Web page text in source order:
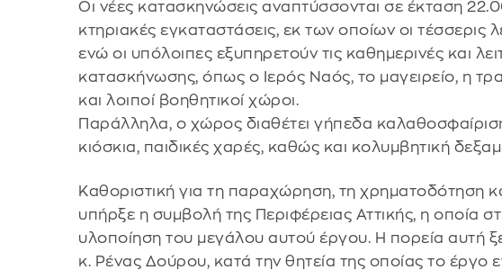
Οι νέες κατασκηνώσεις αναπτύσσονται σε έκταση
κτηριακές εγκαταστάσεις, εκ των οποίων οι τέσσερις
ενώ οι υπόλοιπες εξυπηρετούν τις καθημερινές και
κατασκήνωσης, όπως o Ιερός Ναός, το μαγειρείο, η
και λοιποί βοηθητικοί χώροι.
Παράλληλα, ο χώρος διαθέτει γήπεδα
κιόσκια, παιδικές χαρές, καθώς και κολυμβητική
Καθοριστική για τη παραχώρηση, τη χρηματοδότηση
υπήρξε η συμβολή της Περιφέρειας Αττικής, η οποία
υλοποίηση του μεγάλου αυτού έργου. Η πορεία αυτή
κ. Ρένας Δούρου, κατά την θητεία της οποίας το έργο